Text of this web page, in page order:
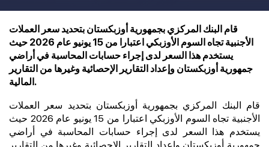
قام البنك المركزي بجمهورية أوزبكستان بتحديد سعر العملات
الأجنبية تجاه السوم الأوزبكي اعتبارا من 15 يونيو عام 2026 حيث
يستخدم هذا السعر لدى إجراء حسابات المحاسبة في أراضي
جمهورية أوزبكستان وإعداد التقارير الإحصائية وغيرها من التقارير
المالية.
قام البنك المركزي بجمهورية أوزبكستان بتحديد سعر العملات
الأجنبية تجاه السوم الأوزبكي اعتبارا من 15 يونيو عام 2026 حيث
يستخدم هذا السعر لدى إجراء حسابات المحاسبة في أراضي